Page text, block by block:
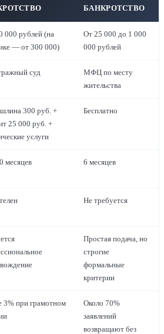
БАНКРОТСТВО
000 рублей (на
— от 300 000)
От 25 000 до 1 000
000 рублей
суд
МФЦ по месту
жительства
300 руб. +
25 000 руб. +
услуги
Бесплатно
месяцев 6 месяцев
Не требуется
Простая подача, но
строгие
формальные
критерии
3% при грамотном
Около 70%
заявлений
возвращают без